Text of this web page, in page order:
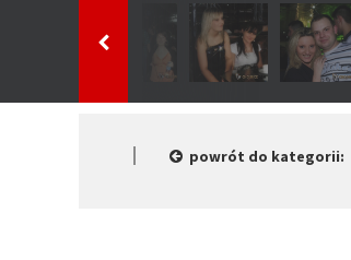
powrót do kategorii: